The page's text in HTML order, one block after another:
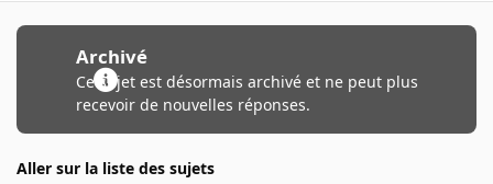
Archivé
Ce sujet est désormais archivé et ne peut plus
recevoir de nouvelles réponses.
Aller sur la liste des sujets